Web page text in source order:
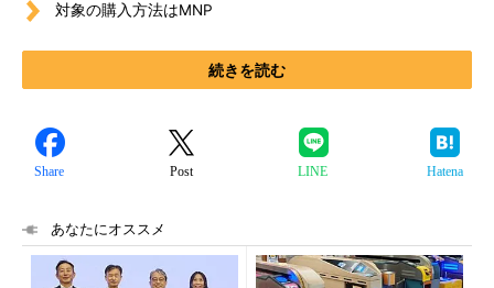
対象の購入方法はMNP
続きを読む
Share Post LINE Hatena
あなたにオススメ